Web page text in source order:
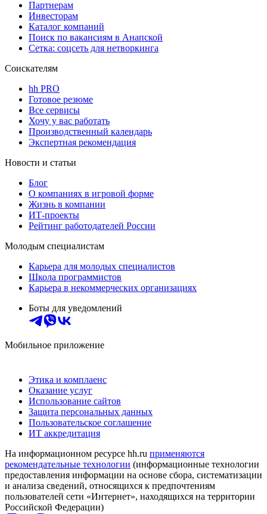
Партнерам
Инвесторам
Каталог компаний
Поиск по вакансиям в Анапской
Сетка: соцсеть для нетворкинга
Соискателям
hh PRO
Готовое резюме
Все сервисы
Хочу у вас работать
Производственный календарь
Экспертная рекомендация
Новости и статьи
Блог
О компаниях в игровой форме
Жизнь в компании
ИТ-проекты
Рейтинг работодателей России
Молодым специалистам
Карьера для молодых специалистов
Школа программистов
Карьера в некоммерческих организациях
Боты для уведомлений
Мобильное приложение
Этика и комплаенс
Оказание услуг
Использование сайтов
Защита персональных данных
Пользовательское соглашение
ИТ аккредитация
На информационном ресурсе hh.ru применяются
рекомендательные технологии (информационные технологии
предоставления информации на основе сбора, систематизации
и анализа сведений, относящихся к предпочтениям
пользователей сети «Интернет», находящихся на территории
Российской Федерации)